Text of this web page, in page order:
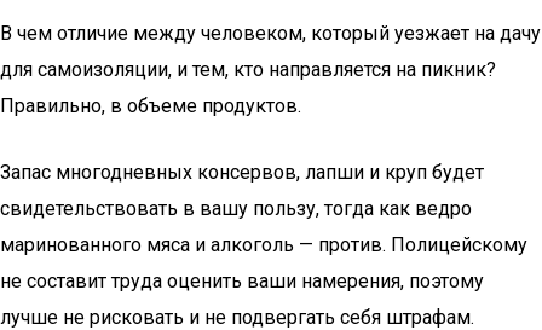
В чем отличие между человеком, который уезжает на дачу
для самоизоляции, и тем, кто направляется на пикник?
Правильно, в объеме продуктов.
Запас многодневных консервов, лапши и круп будет
свидетельствовать в вашу пользу, тогда как ведро
маринованного мяса и алкоголь — против. Полицейскому
не составит труда оценить ваши намерения, поэтому
лучше не рисковать и не подвергать себя штрафам.